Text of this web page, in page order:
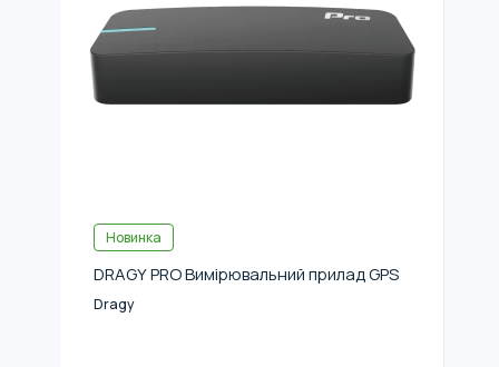
Новинка
DRAGY PRO Вимірювальний прилад GPS
Dragy